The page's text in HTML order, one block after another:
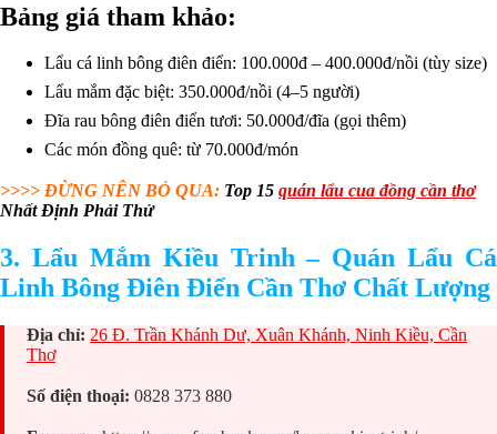
Bảng giá tham khảo:
Lẩu cá linh bông điên điển: 100.000đ – 400.000đ/nồi (tùy size)
Lẩu mắm đặc biệt: 350.000đ/nồi (4–5 người)
Đĩa rau bông điên điển tươi: 50.000đ/đĩa (gọi thêm)
Các món đồng quê: từ 70.000đ/món
>>>> ĐỪNG NÊN BỎ QUA: Top 15 quán lẩu cua đồng cần thơ
Nhất Định Phải Thử
3. Lẩu Mắm Kiều Trinh – Quán Lẩu Cá
Linh Bông Điên Điển Cần Thơ Chất Lượng
Địa chỉ: 26 Đ. Trần Khánh Dư, Xuân Khánh, Ninh Kiều, Cần
Thơ
Số điện thoại: 0828 373 880